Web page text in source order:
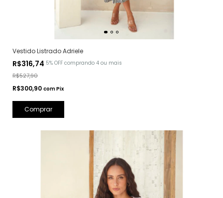
Vestido Listrado Adriele
R$316,74 5% OFF comprando 4 ou mais
R$527,90
R$300,90 comPix
Comprar